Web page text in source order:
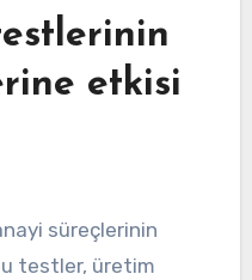
etkisi
süreçlerinin
testler, üretim